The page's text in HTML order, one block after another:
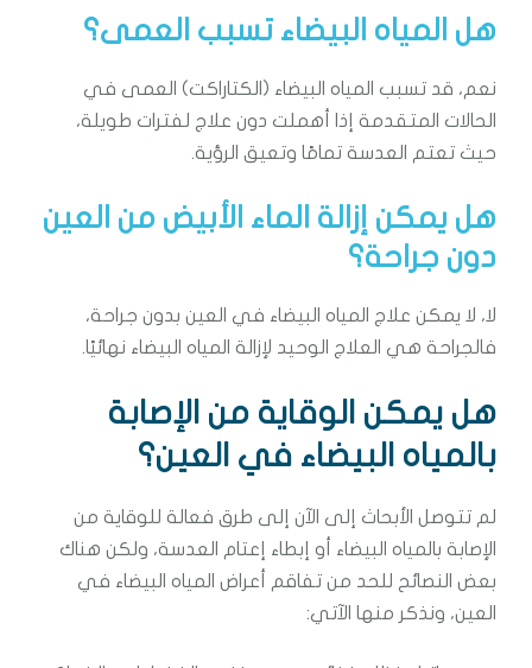
هل المياه البيضاء تسبب العمى؟
نعم، قد تسبب المياه البيضاء (الكتاراكت) العمى في
الحالات المتقدمة إذا أهملت دون علاج لفترات طويلة،
حيث تعتم العدسة تمامًا وتعيق الرؤية.
هل يمكن إزالة الماء الأبيض من العين
دون جراحة؟
لا، لا يمكن علاج المياه البيضاء في العين بدون جراحة،
فالجراحة هي العلاج الوحيد لإزالة المياه البيضاء نهائيًا.
هل يمكن الوقاية من الإصابة
بالمياه البيضاء في العين؟
لم تتوصل الأبحاث إلى الآن إلى طرق فعالة للوقاية من
الإصابة بالمياه البيضاء أو إبطاء إعتام العدسة، ولكن هناك
بعض النصائح للحد من تفاقم أعراض المياه البيضاء في
العين، ونذكر منها الآتي: